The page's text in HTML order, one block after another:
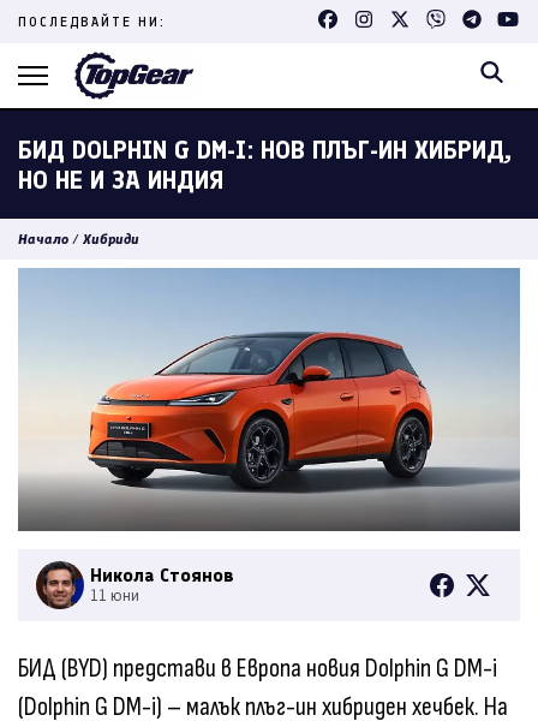
Skip
content
ПОСЛЕДВАЙТЕ НИ:
БИД DOLPHIN G DM-I: НОВ ПЛЪГ-ИН ХИБРИД,
НО НЕ И ЗА ИНДИЯ
Начало / Хибриди
Никола Стоянов
11 юни
БИД (BYD) представи в Европа новия Dolphin G DM-i
(Dolphin G DM-i) – малък плъг-ин хибриден хечбек. На